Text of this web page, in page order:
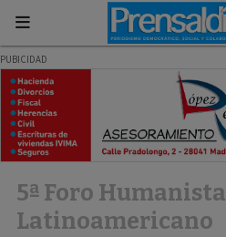
5ª Foro Humanista
Latinoamericano